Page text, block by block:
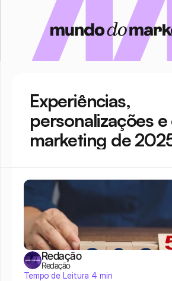
Experiências,
personalizações e
marketing de
Redação
Redação
Tempo de Leitura 4 min